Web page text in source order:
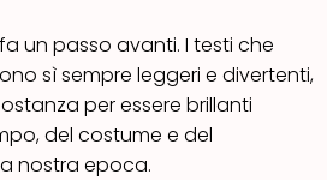
un passo avanti. I testi che
sì sempre leggeri e divertenti,
per essere brillanti
del costume e del
nostra epoca.